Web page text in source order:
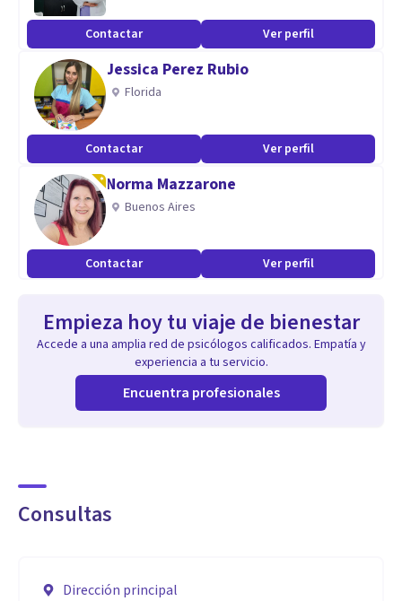
Contactar Ver perfil
Jessica Perez Rubio
Florida
Contactar Ver perfil
Norma Mazzarone
Buenos Aires
Contactar Ver perfil
Empieza hoy tu viaje de bienestar
Accede a una amplia red de psicólogos calificados. Empatía y
experiencia a tu servicio.
Encuentra profesionales
Consultas
Dirección principal